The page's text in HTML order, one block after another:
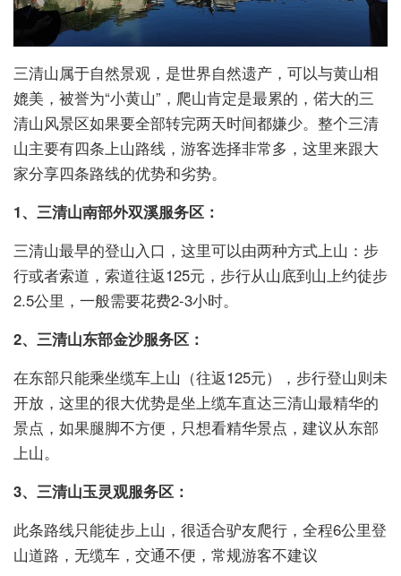
三清山属于自然景观，是世界自然遗产，可以与黄山相
媲美，被誉为“小黄山”，爬山肯定是最累的，偌大的三
清山风景区如果要全部转完两天时间都嫌少。整个三清
山主要有四条上山路线，游客选择非常多，这里来跟大
家分享四条路线的优势和劣势。
1、三清山南部外双溪服务区：
三清山最早的登山入口，这里可以由两种方式上山：步
行或者索道，索道往返125元，步行从山底到山上约徒步
2.5公里，一般需要花费2-3小时。
2、三清山东部金沙服务区：
在东部只能乘坐缆车上山（往返125元），步行登山则未
开放，这里的很大优势是坐上缆车直达三清山最精华的
景点，如果腿脚不方便，只想看精华景点，建议从东部
上山。
3、三清山玉灵观服务区：
此条路线只能徒步上山，很适合驴友爬行，全程6公里登
山道路，无缆车，交通不便，常规游客不建议